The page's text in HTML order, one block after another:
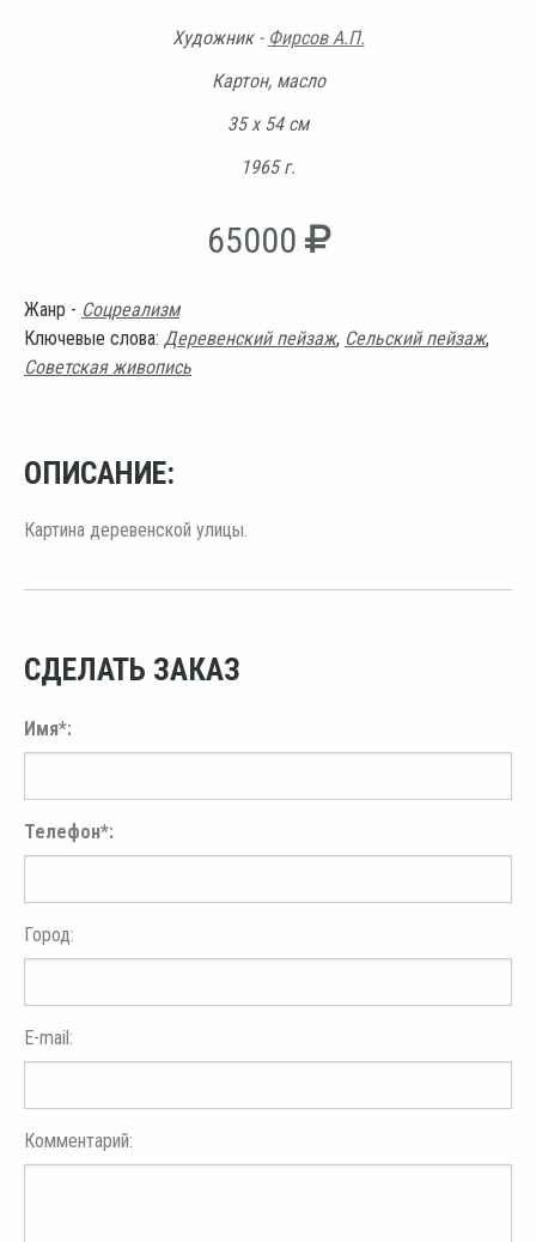
Художник - Фирсов А.П.
Картон, масло
35 х 54 см
1965 г.
65000
Жанр - Соцреализм
Ключевые слова: Деревенский пейзаж, Сельский пейзаж,
Советская живопись
ОПИСАНИЕ:
Картина деревенской улицы.
СДЕЛАТЬ ЗАКАЗ
Имя*:
Телефон*:
Город:
E-mail:
Комментарий: